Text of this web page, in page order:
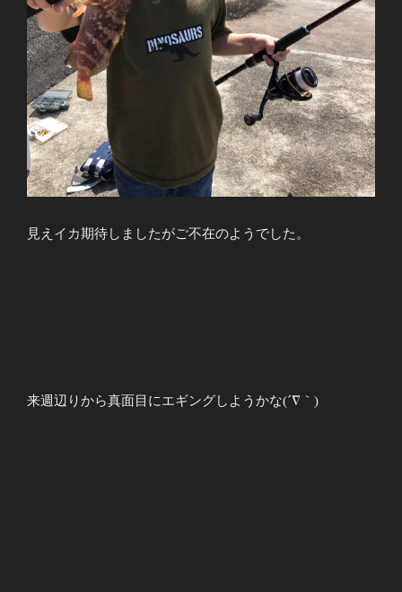
見えイカ期待しましたがご不在のようでした。
来週辺りから真面目にエギングしようかな(´∇｀)